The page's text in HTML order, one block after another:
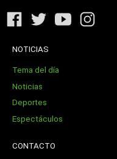
NOTICIAS
Tema del día
Noticias
Deportes
Espectáculos
CONTACTO